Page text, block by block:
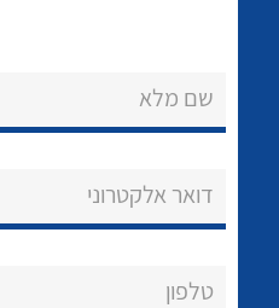
שם מלא
דואר אלקטרוני
טלפון